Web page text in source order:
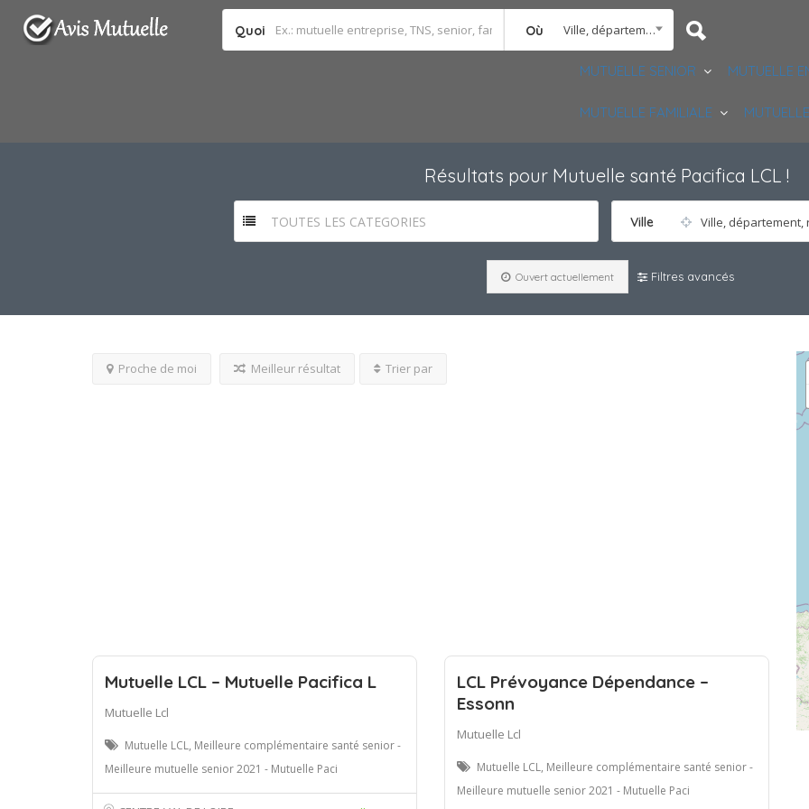
Quoi Où Ville, département, région
MUTUELLE SENIOR MUTUELLE
MUTUELLE FAMILIALE
Résultats pour Mutuelle santé Pacifica LCL !
TOUTES LES CATEGORIES Ville Ville, département,
Ouvert actuellement Filtres avancés
Proche de moi Meilleur résultat Trier par
Mutuelle LCL – Mutuelle Pacifica L
Mutuelle Lcl
Mutuelle LCL, Meilleure complémentaire santé senior -
Meilleure mutuelle senior 2021 - Mutuelle Paci
LCL Prévoyance Dépendance –
Essonn
Mutuelle Lcl
Mutuelle LCL, Meilleure complémentaire santé senior -
Meilleure mutuelle senior 2021 - Mutuelle Paci